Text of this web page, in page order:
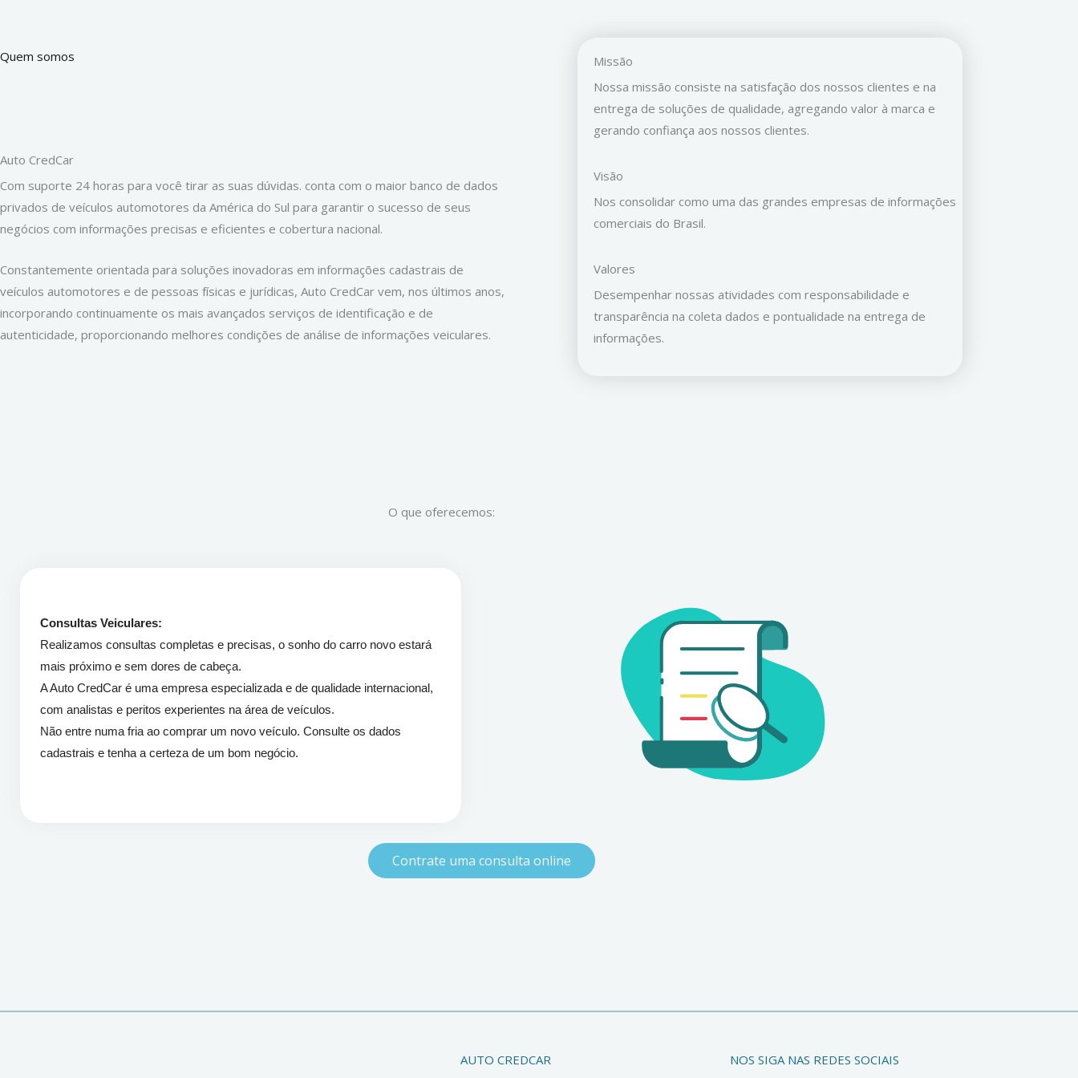
Quem somos
Auto CredCar
Com suporte 24 horas para você tirar as suas dúvidas. conta com o maior banco de dados
privados de veículos automotores da América do Sul para garantir o sucesso de seus
negócios com informações precisas e eficientes e cobertura nacional.
Constantemente orientada para soluções inovadoras em informações cadastrais de
veículos automotores e de pessoas físicas e jurídicas, Auto CredCar vem, nos últimos anos,
incorporando continuamente os mais avançados serviços de identificação e de
autenticidade, proporcionando melhores condições de análise de informações veiculares.
Missão
Nossa missão consiste na satisfação dos nossos clientes e na
entrega de soluções de qualidade, agregando valor à marca e
gerando confiança aos nossos clientes.
Visão
Nos consolidar como uma das grandes empresas de informações
comerciais do Brasil.
Valores
Desempenhar nossas atividades com responsabilidade e
transparência na coleta dados e pontualidade na entrega de
informações.
O que oferecemos:
Consultas Veiculares:
Realizamos consultas completas e precisas, o sonho do carro novo estará
mais próximo e sem dores de cabeça.
A Auto CredCar é uma empresa especializada e de qualidade internacional,
com analistas e peritos experientes na área de veículos.
Não entre numa fria ao comprar um novo veículo. Consulte os dados
cadastrais e tenha a certeza de um bom negócio.
Contrate uma consulta online
AUTO CREDCAR
NOS SIGA NAS REDES SOCIAIS